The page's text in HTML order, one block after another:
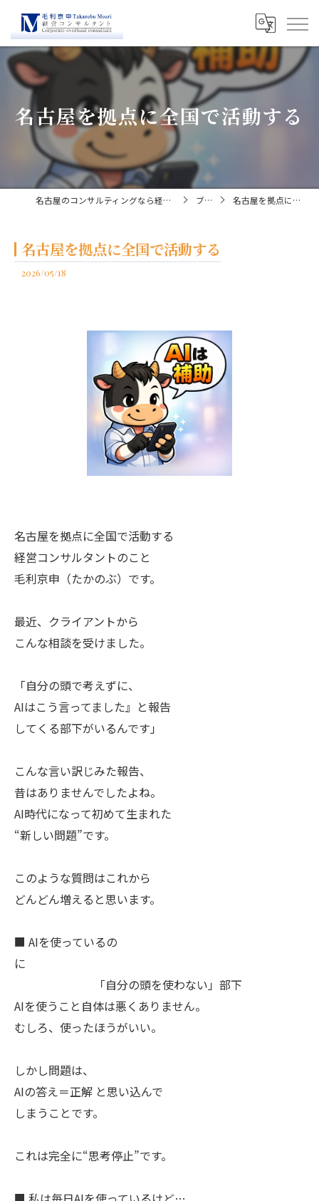
名古屋を拠点に全国で活動する
名古屋のコンサルティングなら経営コンサルタント毛利京申 ブログ 名古屋を拠点に全国で活動する
名古屋を拠点に全国で活動する
2026/05/18
名古屋を拠点に全国で活動する
経営コンサルタントのこと
毛利京申（たかのぶ）です。
最近、クライアントから
こんな相談を受けました。
「自分の頭で考えずに、
AIはこう言ってました』と報告
してくる部下がいるんです」
こんな言い訳じみた報告、
昔はありませんでしたよね。
AI時代になって初めて生まれた
“新しい問題”です。
このような質問はこれから
どんどん増えると思います。
■ AIを使っているの
に
「自分の頭を使わない」部下
AIを使うこと自体は悪くありません。
むしろ、使ったほうがいい。
しかし問題は、
AIの答え＝正解 と思い込んで
しまうことです。
これは完全に“思考停止”です。